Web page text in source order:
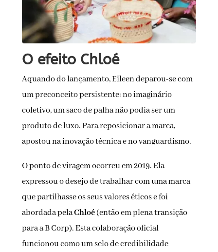
O efeito Chloé
Aquando do lançamento, Eileen deparou-se com
um preconceito persistente: no imaginário
coletivo, um saco de palha não podia ser um
produto de luxo. Para reposicionar a marca,
apostou na inovação técnica e no vanguardismo.
O ponto de viragem ocorreu em 2019. Ela
expressou o desejo de trabalhar com uma marca
que partilhasse os seus valores éticos e foi
abordada pelaChloé(então em plena transição
para a B Corp). Esta colaboração oficial
funcionou como um selo de credibilidade